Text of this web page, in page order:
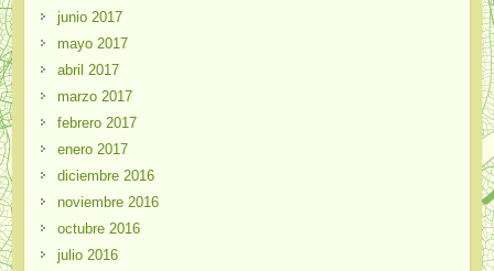
junio 2017
mayo 2017
abril 2017
marzo 2017
febrero 2017
enero 2017
diciembre 2016
noviembre 2016
octubre 2016
julio 2016